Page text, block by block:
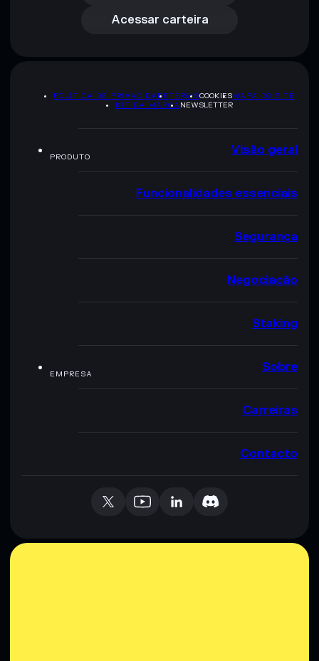
Acessar carteira
POLÍTICA DE PRIVACIDADETERMSCOOKIESMAPA DO SITE
KIT DA MARCA NEWSLETTER
PRODUTO Visão geral
Funcionalidades essenciais
Segurança
Negociação
Staking
EMPRESA Sobre
Carreiras
Contacto